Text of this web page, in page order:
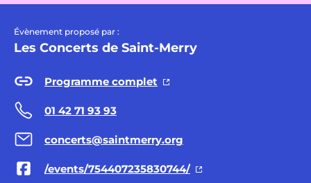
Évènement proposé par :
Les Concerts de Saint-Merry
Programme complet
01 42 71 93 93
concerts@saintmerry.org
/events/754407235830744/